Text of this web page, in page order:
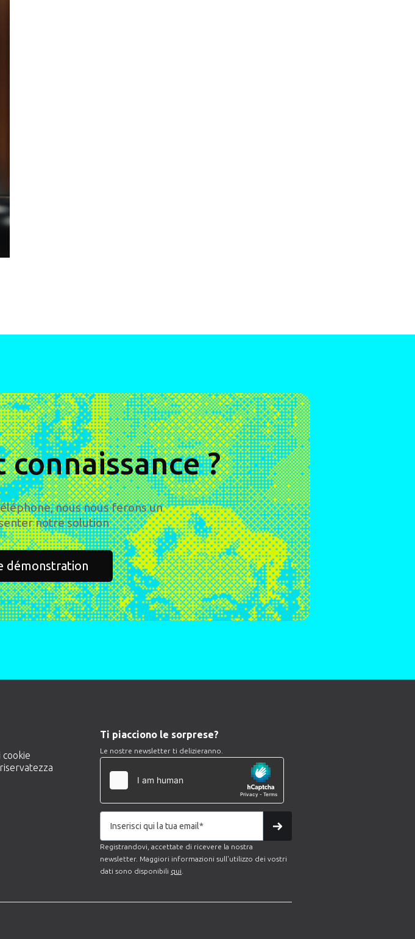
?
nous nous ferons un
notre solution
démonstration
cookie
Ti piacciono le sorprese?
Le nostre newsletter ti delizieranno.
Registrandovi, accettate di ricevere la nostra
newsletter. Maggiori informazioni sull'utilizzo dei vostri
dati sono disponibili qui